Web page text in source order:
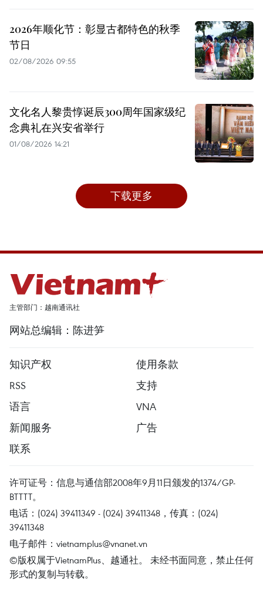
2026年顺化节：彰显古都特色的秋季
节日
02/08/2026 09:55
文化名人黎贵惇诞辰300周年国家级纪
念典礼在兴安省举行
01/08/2026 14:21
下载更多
主管部门：越南通讯社
网站总编辑：陈进笋
知识产权
使用条款
RSS
支持
语言
VNA
新闻服务
广告
联系
许可证号：信息与通信部2008年9月11日颁发的1374/GP-
BTTTT。
电话：(024) 39411349 - (024) 39411348，传真：(024)
39411348
电子邮件： vietnamplus@vnanet.vn
©版权属于VietnamPlus、越通社。 未经书面同意，禁止任何
形式的复制与转载。